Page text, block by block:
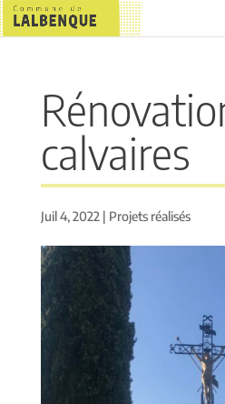
calvaires
Juil 4, 2022| Projets réalisés